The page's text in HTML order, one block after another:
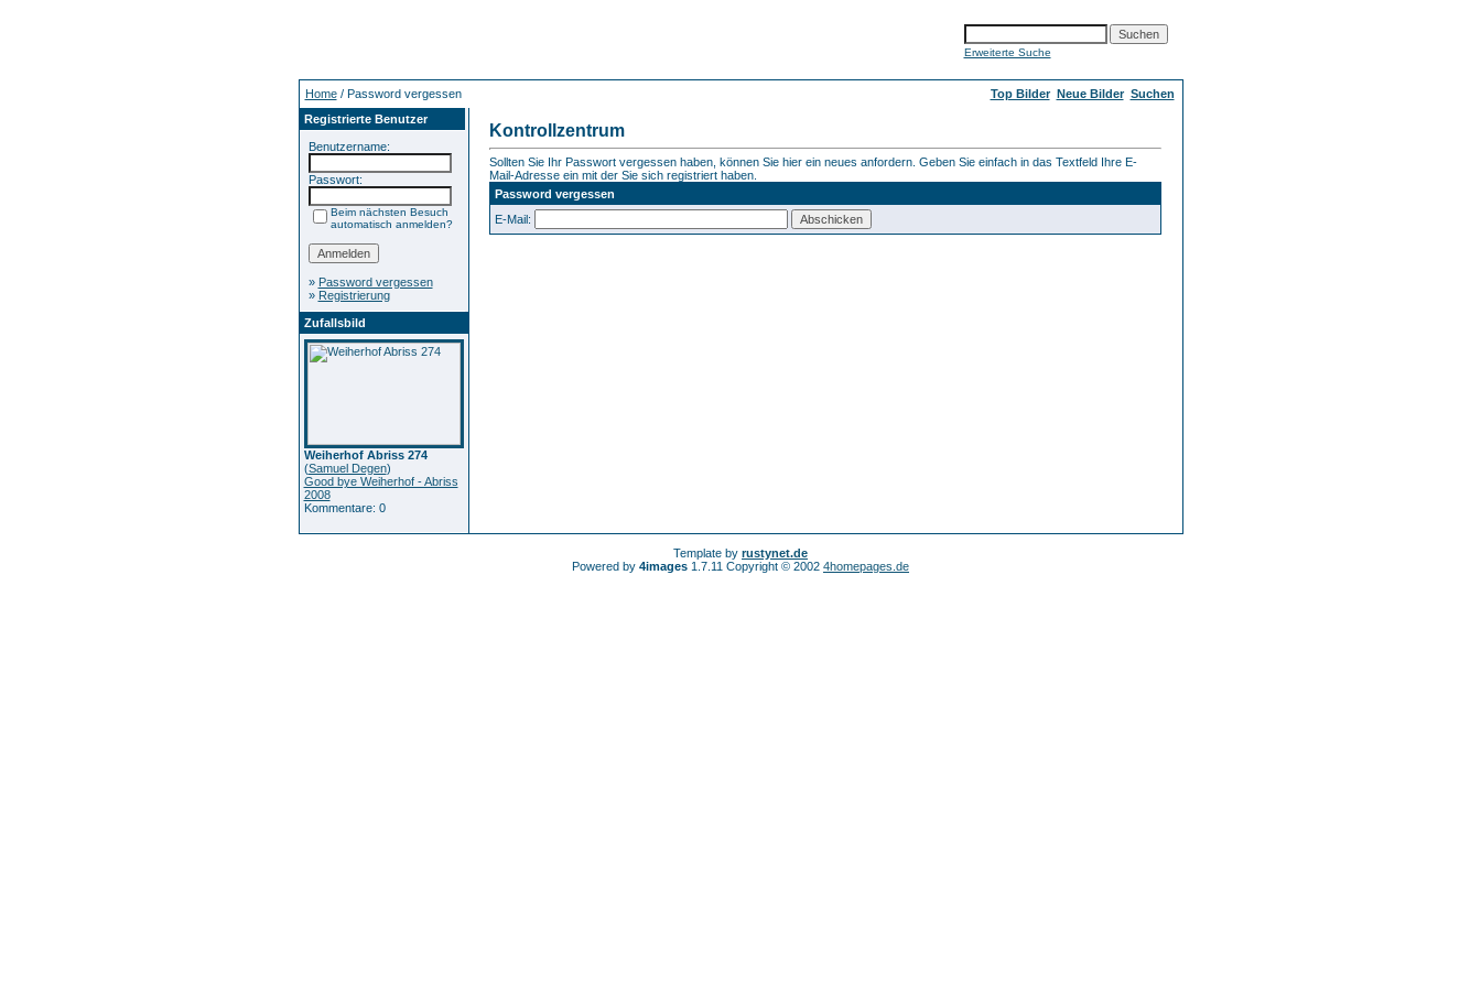
Erweiterte Suche
Home/ Password vergessen Top Bilder Neue Bilder Suchen
Registrierte Benutzer
Benutzername:
Passwort:
Beim nächsten Besuch
automatisch anmelden?
» Password vergessen
» Registrierung
Zufallsbild
Weiherhof Abriss 274
(Samuel Degen)
Good bye Weiherhof - Abriss
2008
Kommentare: 0
Kontrollzentrum
Sollten Sie Ihr Passwort vergessen haben, können Sie hier ein neues anfordern. Geben Sie einfach in das Textfeld Ihre E-
Mail-Adresse ein mit der Sie sich registriert haben.
Password vergessen
E-Mail:
Template by rustynet.de
Powered by 4images 1.7.11 Copyright © 2002 4homepages.de